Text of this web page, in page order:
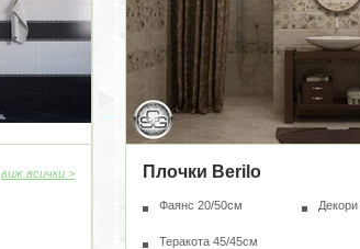
виж всички > Плочки Berilo
Фаянс 20/50см
Теракота 45/45см